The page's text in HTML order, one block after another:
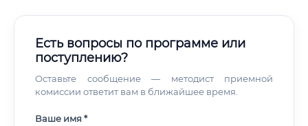
Есть вопросы по программе или
поступлению?
Оставьте сообщение — методист приемной
комиссии ответит вам в ближайшее время.
Ваше имя *